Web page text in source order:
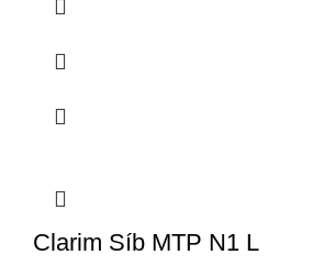
Clarim Síb MTP N1 L